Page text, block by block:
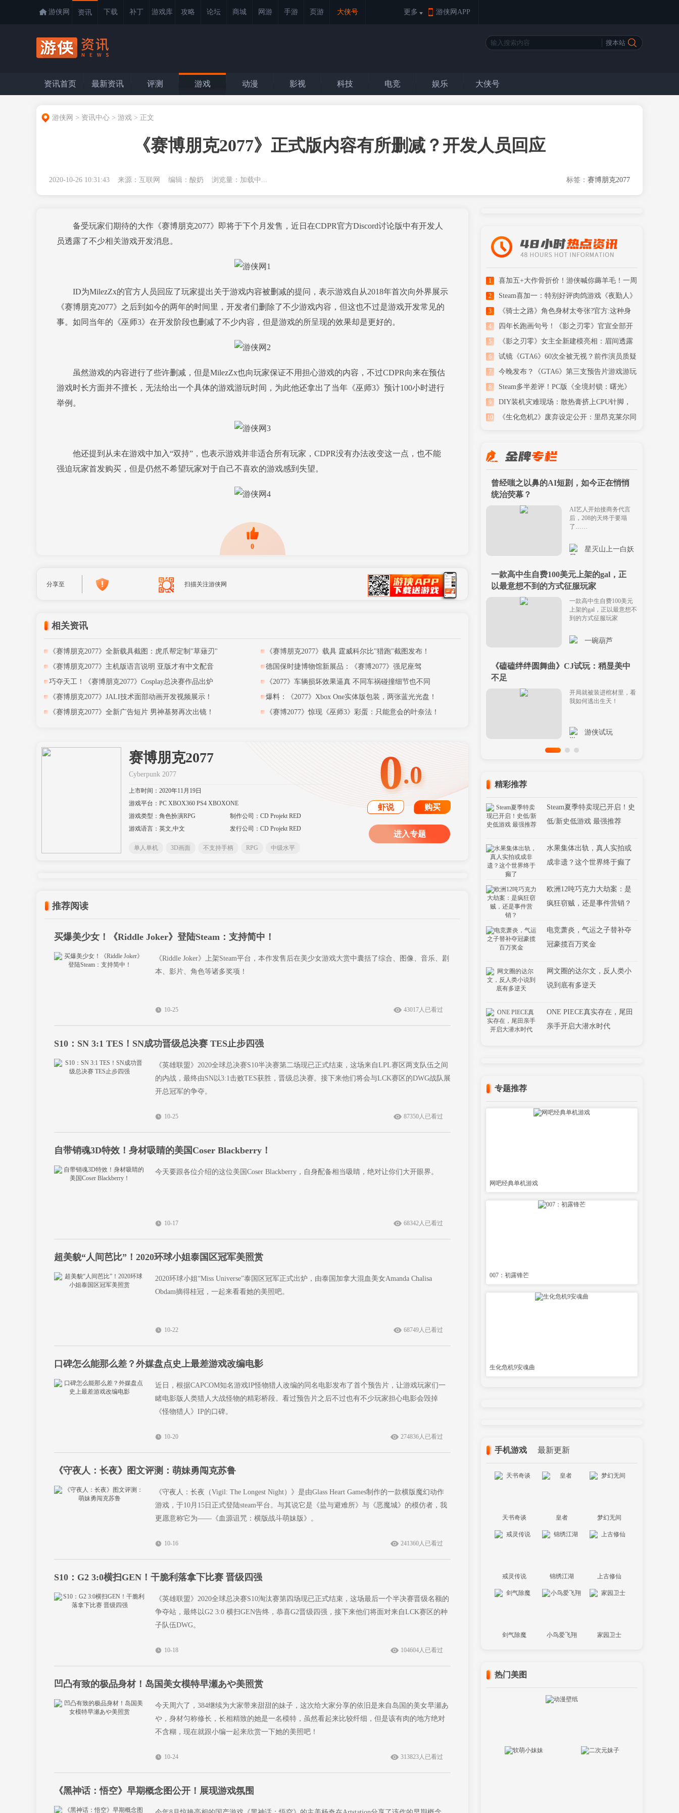
游侠网 资讯 下载 补丁 游戏库 攻略 论坛 商城 网游 手游 页游 大侠号 更多 游侠网APP
资讯首页 最新资讯 评测 游戏 动漫 影视 科技 电竞 娱乐 大侠号
游侠网 > 资讯中心 > 游戏 > 正文
《赛博朋克2077》正式版内容有所删减？开发人员回应
2020-10-26 10:31:43 来源：互联网 编辑：酸奶 浏览量： 加载中... 标签： 赛博朋克2077
备受玩家们期待的大作《赛博朋克2077》即将于下个月发售，近日在CDPR官方Discord讨论版中有开发人
员透露了不少相关游戏开发消息。
ID为MilezZx的官方人员回应了玩家提出关于游戏内容被删减的提问，表示游戏自从2018年首次向外界展示
《赛博朋克2077》之后到如今的两年的时间里，开发者们删除了不少游戏内容，但这也不过是游戏开发常见的
事。如同当年的《巫师3》在开发阶段也删减了不少内容，但是游戏的所呈现的效果却是更好的。
虽然游戏的内容进行了些许删减，但是MilezZx也向玩家保证不用担心游戏的内容，不过CDPR向来在预估
游戏时长方面并不擅长，无法给出一个具体的游戏游玩时间，为此他还拿出了当年《巫师3》预计100小时进行
举例。
他还提到从未在游戏中加入“双持”，也表示游戏并非适合所有玩家，CDPR没有办法改变这一点，也不能
强迫玩家首发购买，但是仍然不希望玩家对于自己不喜欢的游戏感到失望。
0
分享至 扫描关注游侠网
相关资讯
《赛博朋克2077》全新载具截图：虎爪帮定制"草薙刃"
《赛博朋克2077》载具 霆威科尔比"猎跑"截图发布！
《赛博朋克2077》主机版语言说明 亚版才有中文配音
德国保时捷博物馆新展品：《赛博2077》强尼座驾
巧夺天工！《赛博朋克2077》Cosplay总决赛作品出炉
《2077》车辆损坏效果逼真 不同车祸碰撞细节也不同
《赛博朋克2077》JALI技术面部动画开发视频展示！
爆料：《2077》Xbox One实体版包装，两张蓝光光盘！
《赛博朋克2077》全新广告短片 男神基努再次出镜！
《赛博2077》惊现《巫师3》彩蛋：只能意会的叶奈法！
赛博朋克2077
Cyberpunk 2077
上市时间：2020年11月19日
游戏平台：PC XBOX360 PS4 XBOXONE
游戏类型：角色扮演RPG
制作公司：CD Projekt RED
游戏语言：英文,中文
发行公司：CD Projekt RED
单人单机 3D画面 不支持手柄 RPG 中级水平
0.0
虾说 购买
进入专题
推荐阅读
买爆美少女！《Riddle Joker》登陆Steam：支持简中！
《Riddle Joker》上架Steam平台，本作发售后在美少女游戏大赏中囊括了综合、图像、音乐、剧
本、影片、角色等诸多奖项！
10-25 43017人已看过
S10：SN 3:1 TES！SN成功晋级总决赛 TES止步四强
《英雄联盟》2020全球总决赛S10半决赛第二场现已正式结束，这场来自LPL赛区两支队伍之间
的内战，最终由SN以3:1击败TES获胜，晋级总决赛。接下来他们将会与LCK赛区的DWG战队展
开总冠军的争夺。
10-25 87350人已看过
自带销魂3D特效！身材吸睛的美国Coser Blackberry！
今天要跟各位介绍的这位美国Coser Blackberry，自身配备相当吸睛，绝对让你们大开眼界。
10-17 68342人已看过
超美貌“人间芭比”！2020环球小姐泰国区冠军美照赏
2020环球小姐“Miss Universe”泰国区冠军正式出炉，由泰国加拿大混血美女Amanda Chalisa
Obdam摘得桂冠，一起来看看她的美照吧。
10-22 68749人已看过
口碑怎么能那么差？外媒盘点史上最差游戏改编电影
近日，根据CAPCOM知名游戏IP怪物猎人改编的同名电影发布了首个预告片，让游戏玩家们一
睹电影版人类猎人大战怪物的精彩桥段。看过预告片之后不过也有不少玩家担心电影会毁掉
《怪物猎人》IP的口碑。
10-20 274836人已看过
《守夜人：长夜》图文评测：萌妹勇闯克苏鲁
《守夜人：长夜（Vigil: The Longest Night）》是由Glass Heart Games制作的一款横版魔幻动作
游戏，于10月15日正式登陆steam平台。与其说它是《盐与避难所》与《恶魔城》的模仿者，我
更愿意称它为——《血源诅咒：横版战斗萌妹版》。
10-16 241360人已看过
S10：G2 3:0横扫GEN！干脆利落拿下比赛 晋级四强
《英雄联盟》2020全球总决赛S10淘汰赛第四场现已正式结束，这场最后一个半决赛晋级名额的
争夺站，最终以G2 3:0 横扫GEN告终，恭喜G2晋级四强，接下来他们将面对来自LCK赛区的种
子队伍DWG。
10-18 104604人已看过
凹凸有致的极品身材！岛国美女模特早瀬あや美照赏
今天周六了，384继续为大家带来甜甜的妹子，这次给大家分享的依旧是来自岛国的美女早瀬あ
や，身材匀称修长，长相精致的她是一名模特，虽然看起来比较纤细，但是该有肉的地方绝对
不含糊，现在就跟小编一起来欣赏一下她的美照吧！
10-24 313823人已看过
《黑神话：悟空》早期概念图公开！展现游戏氛围
1
喜加五+大作骨折价！游侠喊你薅羊毛！一周
喜加一汇总
2
Steam喜加一：特别好评肉鸽游戏《夜勤人》
免费领取！
3
《骑士之路》角色身材太夸张?官方:这种身
材现实存在
4
四年长跑画句号！《影之刃零》官宣全部开
发完成
5
《影之刃零》女主全新建模亮相：眉间透露
清冷侠气
6
试镜《GTA6》60次全被无视？前作演员质疑
R星潜规则
7
今晚发布？《GTA6》第三支预告片游戏游玩
内容被曝
8
Steam多半差评！PC版《全境封锁：曙光》
首发翻车了
9
DIY装机灾难现场：散热膏挤上CPU针脚，
玩家看了心痛
10
《生化危机2》废弃设定公开：里昂克莱尔同
曾经嗤之以鼻的AI短剧，如今正在悄悄
统治荧幕？
AI艺人开始接商务代言
后，208的天终于要塌
了……
星灭山上一白妖
一款高中生自费100美元上架的gal，正
以最意想不到的方式征服玩家
一款高中生自费100美元
上架的gal，正以最意想不
到的方式征服玩家
一碗葫芦
《磕磕绊绊圆舞曲》CJ试玩：稍显美中
不足
开局就被装进棺材里，看
我如何逃出生天！
游侠试玩
精彩推荐
Steam夏季特卖现已开启！史
低/新史低游戏 最强推荐
水果集体出轨，真人实拍或
成非遗？这个世界终于癫了
欧洲12吨巧克力大劫案：是
疯狂窃贼，还是事件营销？
电竞萧炎，气运之子替补夺
冠豪揽百万奖金
网文圈的达尔文，反人类小
说到底有多逆天
ONE PIECE真实存在，尾田
亲手开启大潜水时代
专题推荐
网吧经典单机游戏
007：初露锋芒
生化危机9安魂曲
手机游戏 最新更新
天书奇谈 皇者 梦幻无间
戒灵传说 锦绣江湖 上古修仙
剑气除魔 小鸟爱飞翔 家园卫士
热门美图